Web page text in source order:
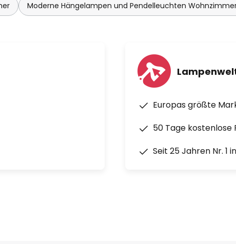
(nicht
Moderne Hängelampen und Pendelleuchten
Europas größte
50 Tage kostenlose
Seit 25 Jahren Nr. 1